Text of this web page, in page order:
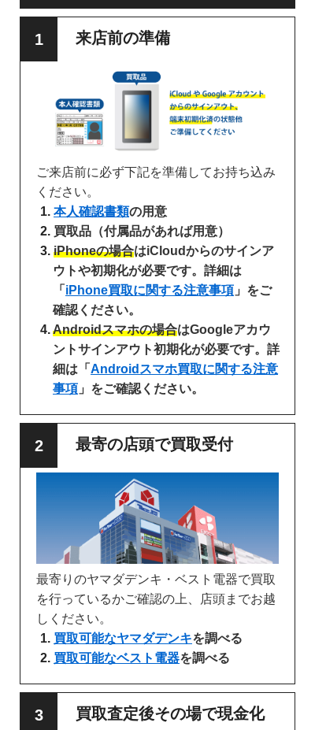
来店前の準備
ご来店前に必ず下記を準備してお持ち込み
ください。
本人確認書類の用意
買取品（付属品があれば用意）
iPhoneの場合はiCloudからのサインア
ウトや初期化が必要です。詳細は
「 iPhone買取に関する注意事項 」をご
確認ください。
Androidスマホの場合はGoogleアカウ
ントサインアウト初期化が必要です。詳
細は「 Androidスマホ買取に関する注意
事項 」をご確認ください。
最寄の店頭で買取受付
最寄りのヤマダデンキ・ベスト電器で買取
を行っているかご確認の上、店頭までお越
しください。
買取可能なヤマダデンキを調べる
買取可能なベスト電器を調べる
買取査定後その場で現金化